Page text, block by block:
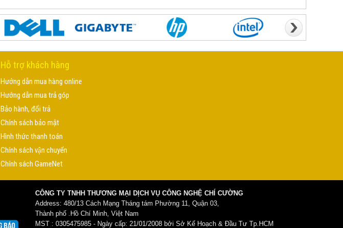
Hỗ trợ khách hàng
Hướng dẫn mua hàng online
Hướng dẫn mua trả góp
Bảo hành, đổi trả
Chính sách bảo mật
Hình thức thanh toán
Chính sách vận chuyển
Chính sách GameNet
CÔNG TY TNHH THƯƠNG MẠI DỊCH VỤ CÔNG NGHỆ CHÍ CƯỜNG
Address: 480/13 Cách Mạng Tháng tám Phường 11, Quận 03,
Thành phố .Hồ Chí Minh, Việt Nam
MST : 0305475985 - Ngày cấp: 21/01/2008 bởi Sở Kế Hoạch & Đầu Tư Tp.HCM